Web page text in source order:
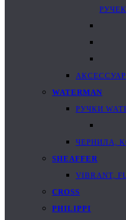
РУЧЕК
WATERMAN
РУЧКИ
ЧЕРНИЛА,
SHEAFFER
VIBRANT,
CROSS
PHILIPPI